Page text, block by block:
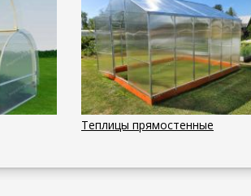
Теплицы прямостенные